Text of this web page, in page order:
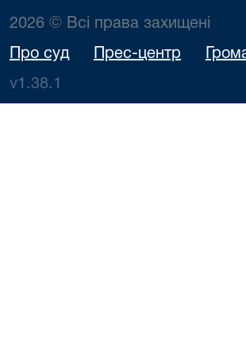
2026 © Всі права захищені
Про суд Прес-центр
v1.38.1